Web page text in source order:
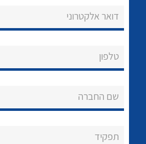
לכל מוצרי היצרן
דואר אלקטרוני
טלפון
שם החברה
תפקיד